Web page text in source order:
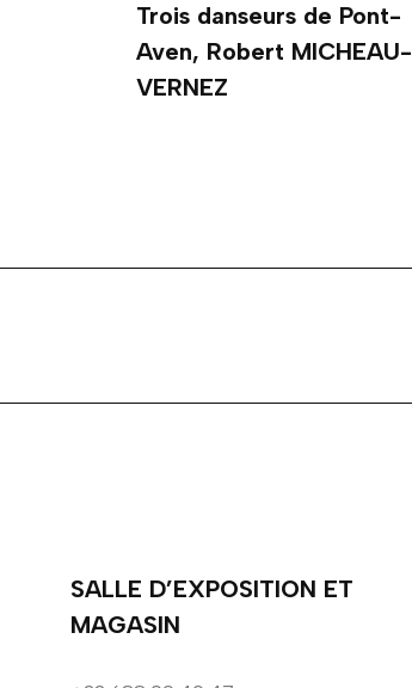
Trois danseurs de Pont-
Aven, Robert MICHEAU-
VERNEZ
SALLE D’EXPOSITION ET
MAGASIN